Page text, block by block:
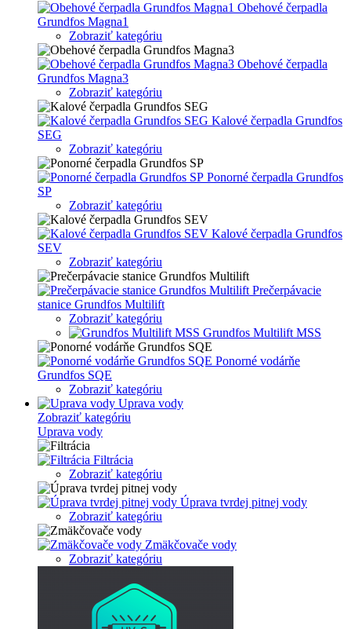
Obehové čerpadla
Grundfos Magna1
Zobraziť kategóriu
Obehové čerpadla
Grundfos Magna3
Zobraziť kategóriu
Kalové čerpadla Grundfos
SEG
Zobraziť kategóriu
Ponorné čerpadla Grundfos
SP
Zobraziť kategóriu
Kalové čerpadla Grundfos
SEV
Zobraziť kategóriu
Prečerpávacie
stanice Grundfos Multilift
Zobraziť kategóriu
Grundfos Multilift MSS
Ponorné vodárňe
Grundfos SQE
Zobraziť kategóriu
Uprava vody
Zobraziť kategóriu
Uprava vody
Filtrácia
Zobraziť kategóriu
Úprava tvrdej pitnej vody
Zobraziť kategóriu
Zmäkčovače vody
Zobraziť kategóriu